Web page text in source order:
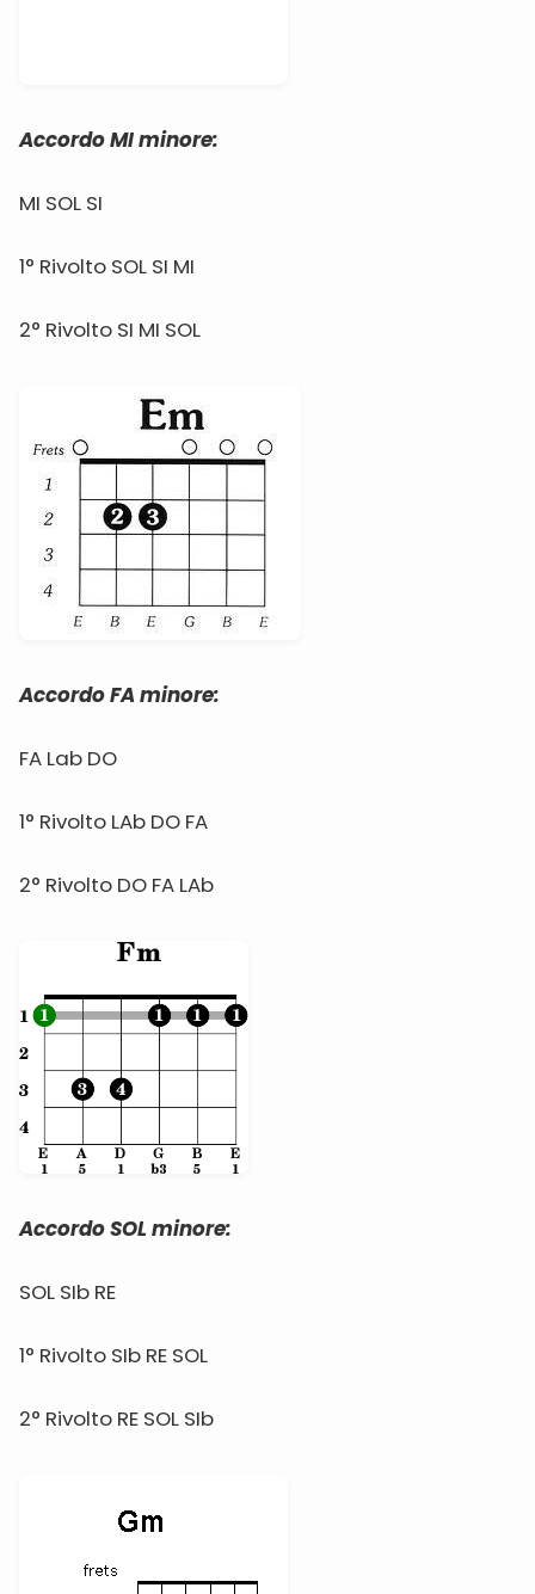
Accordo MI minore:
MI SOL SI
1° Rivolto SOL SI MI
2° Rivolto SI MI SOL
Accordo FA minore:
FA Lab DO
1° Rivolto LAb DO FA
2° Rivolto DO FA LAb
Accordo SOL minore:
SOL SIb RE
1° Rivolto SIb RE SOL
2° Rivolto RE SOL SIb